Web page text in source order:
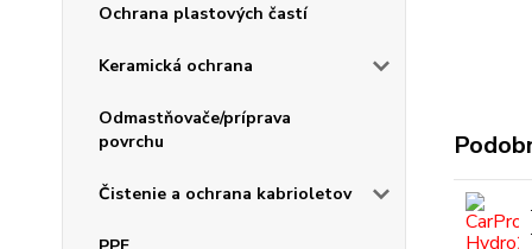
Ochrana plastových častí
Keramická ochrana
Odmastňovače/príprava
povrchu
Čistenie a ochrana kabrioletov